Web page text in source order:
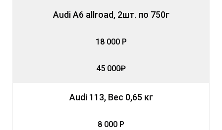
Audi A6 allroad, 2шт. по 750г
18 000 Р
45 000₽
Audi 113, Вес 0,65 кг
8 000 Р